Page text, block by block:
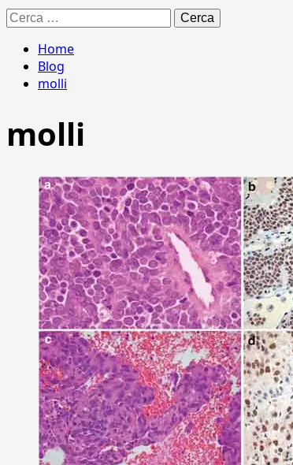
Ricerca
per:
Home
Blog
molli
molli